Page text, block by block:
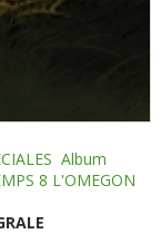
Album
8 L'OMEGON